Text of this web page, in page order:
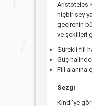
Aristoteles
hiçbir şey
geçirenin
ve şekilleri
Sürekli fiil
Güç
Fiil alanına
Sezgi
Kindi’ye